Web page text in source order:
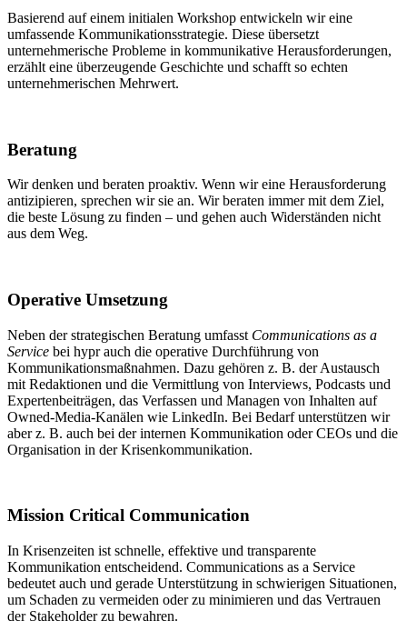
Basierend auf einem initialen Workshop entwickeln wir eine
umfassende Kommunikationsstrategie. Diese übersetzt
unternehmerische Probleme in kommunikative Herausforderungen,
erzählt eine überzeugende Geschichte und schafft so echten
unternehmerischen Mehrwert.
Beratung
Wir denken und beraten proaktiv. Wenn wir eine Herausforderung
antizipieren, sprechen wir sie an. Wir beraten immer mit dem Ziel,
die beste Lösung zu finden – und gehen auch Widerständen nicht
aus dem Weg.
Operative Umsetzung
Neben der strategischen Beratung umfasst Communications as a
Service bei hypr auch die operative Durchführung von
Kommunikationsmaßnahmen. Dazu gehören z. B. der Austausch
mit Redaktionen und die Vermittlung von Interviews, Podcasts und
Expertenbeiträgen, das Verfassen und Managen von Inhalten auf
Owned-Media-Kanälen wie LinkedIn. Bei Bedarf unterstützen wir
aber z. B. auch bei der internen Kommunikation oder CEOs und die
Organisation in der Krisenkommunikation.
Mission Critical Communication
In Krisenzeiten ist schnelle, effektive und transparente
Kommunikation entscheidend. Communications as a Service
bedeutet auch und gerade Unterstützung in schwierigen Situationen,
um Schaden zu vermeiden oder zu minimieren und das Vertrauen
der Stakeholder zu bewahren.